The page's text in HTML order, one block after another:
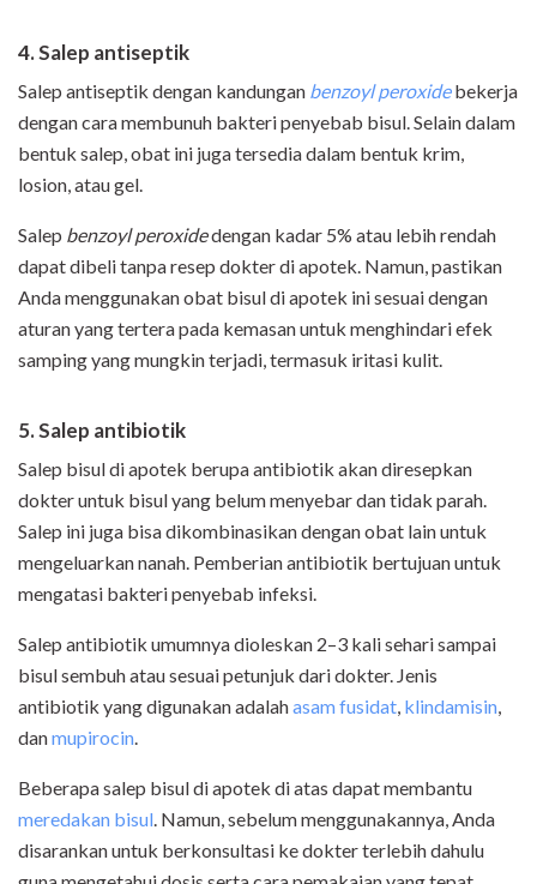
4. Salep antiseptik
Salep antiseptik dengan kandungan benzoyl peroxidebekerja
dengan cara membunuh bakteri penyebab bisul. Selain dalam
bentuk salep, obat ini juga tersedia dalam bentuk krim,
losion, atau gel.
Salep benzoyl peroxidedengan kadar 5% atau lebih rendah
dapat dibeli tanpa resep dokter di apotek. Namun, pastikan
Anda menggunakan obat bisul di apotek ini sesuai dengan
aturan yang tertera pada kemasan untuk menghindari efek
samping yang mungkin terjadi, termasuk iritasi kulit.
5. Salep antibiotik
Salep bisul di apotek berupa antibiotik akan diresepkan
dokter untuk bisul yang belum menyebar dan tidak parah.
Salep ini juga bisa dikombinasikan dengan obat lain untuk
mengeluarkan nanah. Pemberian antibiotik bertujuan untuk
mengatasi bakteri penyebab infeksi.
Salep antibiotik umumnya dioleskan 2–3 kali sehari sampai
bisul sembuh atau sesuai petunjuk dari dokter. Jenis
antibiotik yang digunakan adalahasam fusidat klindamisin
danmupirocin
Beberapa salep bisul di apotek di atas dapat membantu
meredakan bisul . Namun, sebelum menggunakannya, Anda
disarankan untuk berkonsultasi ke dokter terlebih dahulu